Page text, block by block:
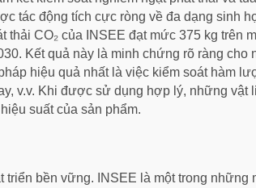
tác động tích cực ròng về đa dạng sinh
CO₂ của INSEE đạt mức 375 kg trên
Kết quả này là minh chứng rõ ràng cho
hiệu quả nhất là việc kiểm soát hàm
v.v. Khi được sử dụng hợp lý, những vật
suất của sản phẩm.
bền vững. INSEE là một trong những